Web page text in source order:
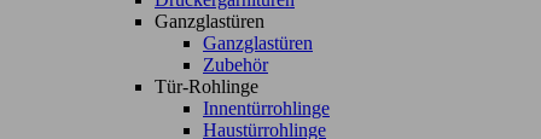
Ganzglastüren
Ganzglastüren
Zubehör
Tür-Rohlinge
Innentürrohlinge
Haustürrohlinge